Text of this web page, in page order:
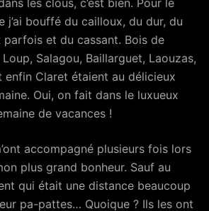
les clous, c’est bien. Pour le
j’ai bouffé du cailloux, du dur, du
et du cassant. Bois de
Salagou, Baillarguet, Laouzas,
enfin Claret étaient au délicieux
Oui, on fait dans le luxueux
de vacances !
accompagné plusieurs fois lors
plus grand bonheur. Sauf au
qui était une distance beaucoup
pa-pattes… Quoique ? Ils les ont